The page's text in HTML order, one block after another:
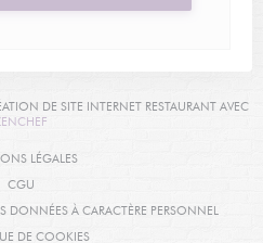
DE SITE INTERNET RESTAURANT AVEC
((OUVRE UNE NOUVELLE FENÊTRE))
LÉGALES((OUVRE UNE NOUVELLE
CGU((OUVRE UNE NOUVELLE FENÊTRE))
DONNÉES À CARACTÈRE PERSONNEL
DE COOKIES((OUVRE UNE NOUVELLE